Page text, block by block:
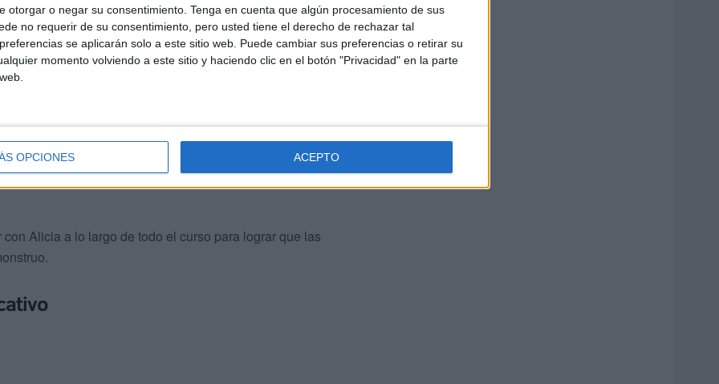
otorgar o negar su consentimiento. Tenga en cuenta que algún procesamiento de sus
no requerir de su consentimiento, pero usted tiene el derecho de rechazar tal
se aplicarán solo a este sitio web. Puede cambiar sus preferencias o retirar su
momento volviendo a este sitio y haciendo clic en el botón "Privacidad" en la parte
OPCIONES ACEPTO
pedido ayuda a los niños y niñas del Mare
de hacer travesurasy vuelvan esas historias que
Alicia a lo largo de todo el curso para lograr que las